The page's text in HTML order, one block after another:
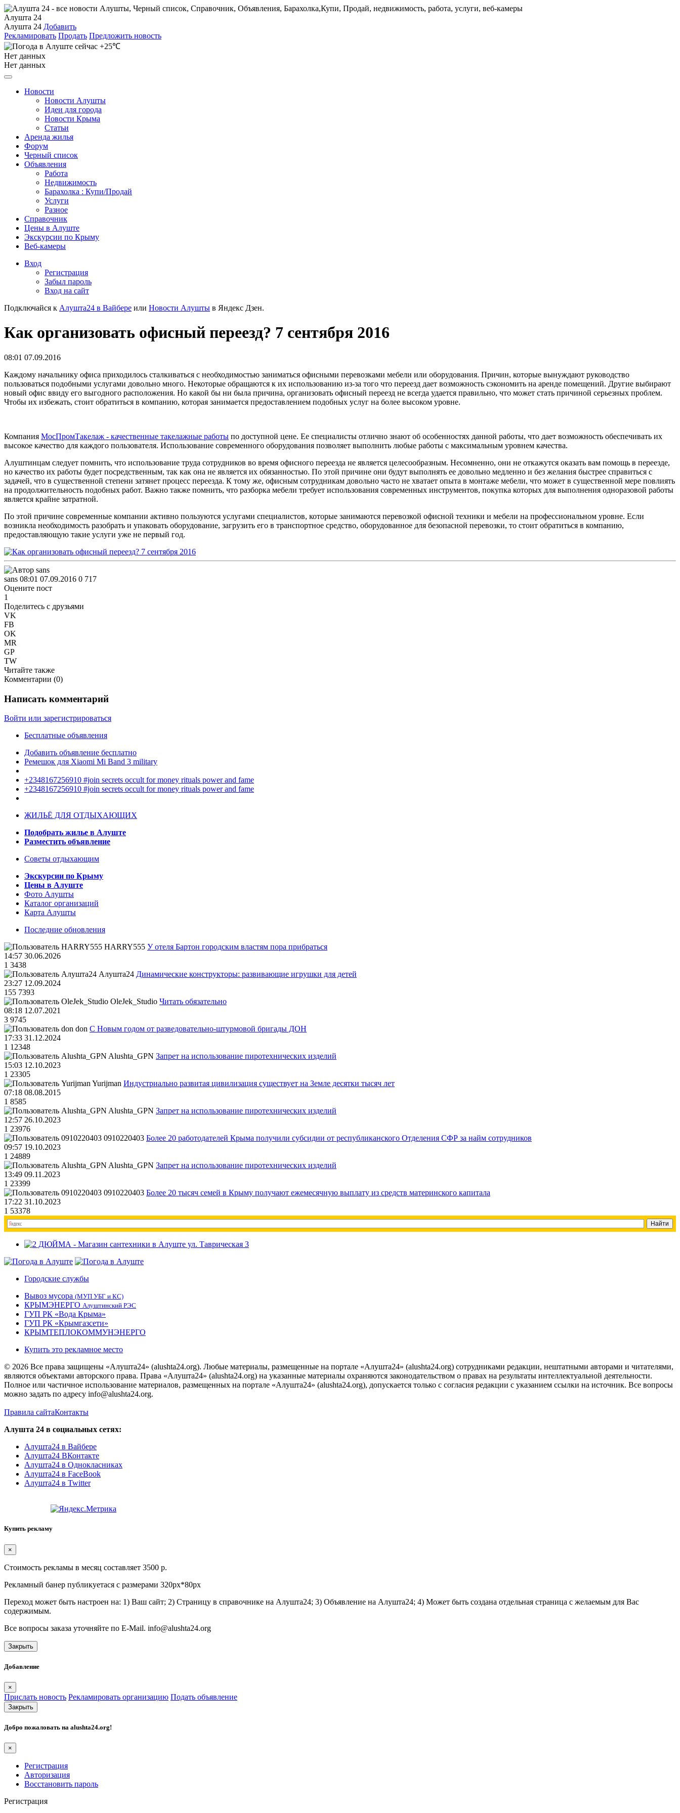
Алушта 24
Алушта 24 Добавить
Рекламировать Продать Предложить новость
+25℃
Нет данных
Нет данных
Новости
Новости Алушты
Идеи для города
Новости Крыма
Статьи
Аренда жилья
Форум
Черный список
Объявления
Работа
Недвижимость
Барахолка : Купи/Продай
Услуги
Разное
Справочник
Цены в Алуште
Экскурсии по Крыму
Веб-камеры
Вход
Регистрация
Забыл пароль
Вход на сайт
Подключайся к Алушта24 в Вайбере или Новости Алушты в Яндекс Дзен.
Как организовать офисный переезд? 7 сентября 2016
08:01 07.09.2016
Каждому начальнику офиса приходилось сталкиваться с необходимостью заниматься офисными перевозками мебели или оборудования. Причин, которые вынуждают руководство
пользоваться подобными услугами довольно много. Некоторые обращаются к их использованию из-за того что переезд дает возможность сэкономить на аренде помещений. Другие выбирают
новый офис ввиду его выгодного расположения. Но какой бы ни была причина, организовать офисный переезд не всегда удается правильно, что может стать причиной серьезных проблем.
Чтобы их избежать, стоит обратиться в компанию, которая занимается предоставлением подобных услуг на более высоком уровне.
Компания МосПромТакелаж - качественные такелажные работы по доступной цене. Ее специалисты отлично знают об особенностях данной работы, что дает возможность обеспечивать их
высокое качество для каждого пользователя. Использование современного оборудования позволяет выполнить любые работы с максимальным уровнем качества.
Алуштинцам следует помнить, что использование труда сотрудников во время офисного переезда не является целесообразным. Несомненно, они не откажутся оказать вам помощь в переезде,
но качество их работы будет посредственным, так как она не является их обязанностью. По этой причине они будут выполнять ее довольно медленно и без желания быстрее справиться с
задачей, что в существенной степени затянет процесс переезда. К тому же, офисным сотрудникам довольно часто не хватает опыта в монтаже мебели, что может в существенной мере повлиять
на продолжительность подобных работ. Важно также помнить, что разборка мебели требует использования современных инструментов, покупка которых для выполнения одноразовой работы
является крайне затратной.
По этой причине современные компании активно пользуются услугами специалистов, которые занимаются перевозкой офисной техники и мебели на профессиональном уровне. Если
возникла необходимость разобрать и упаковать оборудование, загрузить его в транспортное средство, оборудованное для безопасной перевозки, то стоит обратиться в компанию,
предоставляющую такие услуги уже не первый год.
sans 08:01 07.09.2016 0 717
Оцените пост
1
Поделитесь с друзьями
VK
FB
OK
MR
GP
TW
Читайте также
Комментарии (0)
Написать комментарий
Войти или зарегистрироваться
Бесплатные объявления
Добавить объявление бесплатно
Ремешок для Xiaomi Mi Band 3 military
+2348167256910 #join secrets occult for money rituals power and fame
+2348167256910 #join secrets occult for money rituals power and fame
ЖИЛЬЁ ДЛЯ ОТДЫХАЮЩИХ
Подобрать жилье в Алуште
Разместить объявление
Советы отдыхающим
Экскурсии по Крыму
Цены в Алуште
Фото Алушты
Каталог организаций
Карта Алушты
Последние обновления
HARRY555 У отеля Бартон городским властям пора прибраться
14:57 30.06.2026
1 3438
Алушта24 Динамические конструкторы: развивающие игрушки для детей
23:27 12.09.2024
155 7393
OleJek_Studio Читать обязательно
08:18 12.07.2021
3 9745
don С Новым годом от разведовательно-штурмовой бригады ДОН
17:33 31.12.2024
1 12348
Alushta_GPN Запрет на использование пиротехнических изделий
15:03 12.10.2023
1 23305
Yurijman Индустриально развитая цивилизация существует на Земле десятки тысяч лет
07:18 08.08.2015
1 8585
Alushta_GPN Запрет на использование пиротехнических изделий
12:57 26.10.2023
1 23976
0910220403 Более 20 работодателей Крыма получили субсидии от республиканского Отделения СФР за найм сотрудников
09:57 19.10.2023
1 24889
Alushta_GPN Запрет на использование пиротехнических изделий
13:49 09.11.2023
1 23399
0910220403 Более 20 тысяч семей в Крыму получают ежемесячную выплату из средств материнского капитала
17:22 31.10.2023
1 53378
Городские службы
Вывоз мусора (МУП УБГ и КС)
КРЫМЭНЕРГО Алуштинский РЭС
ГУП РК «Вода Крыма»
ГУП РК «Крымгазсети»
КРЫМТЕПЛОКОММУНЭНЕРГО
Купить это рекламное место
© 2026 Все права защищены «Алушта24» (alushta24.org). Любые материалы, размещенные на портале «Алушта24» (alushta24.org) сотрудниками редакции, нештатными авторами и читателями,
являются объектами авторского права. Права «Алушта24» (alushta24.org) на указанные материалы охраняются законодательством о правах на результаты интеллектуальной деятельности.
Полное или частичное использование материалов, размещенных на портале «Алушта24» (alushta24.org), допускается только с согласия редакции с указанием ссылки на источник. Все вопросы
можно задать по адресу info@alushta24.org.
Правила сайтаКонтакты
Алушта 24 в социальных сетях:
Алушта24 в Вайбере
Алушта24 ВКонтакте
Алушта24 в Однокласниках
Алушта24 в FaceBook
Алушта24 в Twitter
Купить рекламу
×
Стоимость рекламы в месяц составляет 3500 р.
Рекламный банер публикуетася с размерами 320px*80px
Переход может быть настроен на: 1) Ваш сайт; 2) Страницу в справочнике на Алушта24; 3) Объявление на Алушта24; 4) Может быть создана отдельная страница с желаемым для Вас
содержимым.
Все вопросы заказа уточняйте по E-Mail. info@alushta24.org
Закрыть
Добавление
×
Прислать новость Рекламировать организацию Подать объявление
Закрыть
Добро пожаловать на alushta24.org!
×
Регистрация
Авторизация
Восстановить пароль
Регистрация